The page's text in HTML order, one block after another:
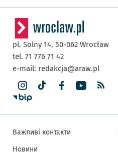
pl. Solny 14, 50-062 Wrocław
tel. 71 776 71 42
e-mail: redakcja@araw.pl
Важливі контакти
Новини